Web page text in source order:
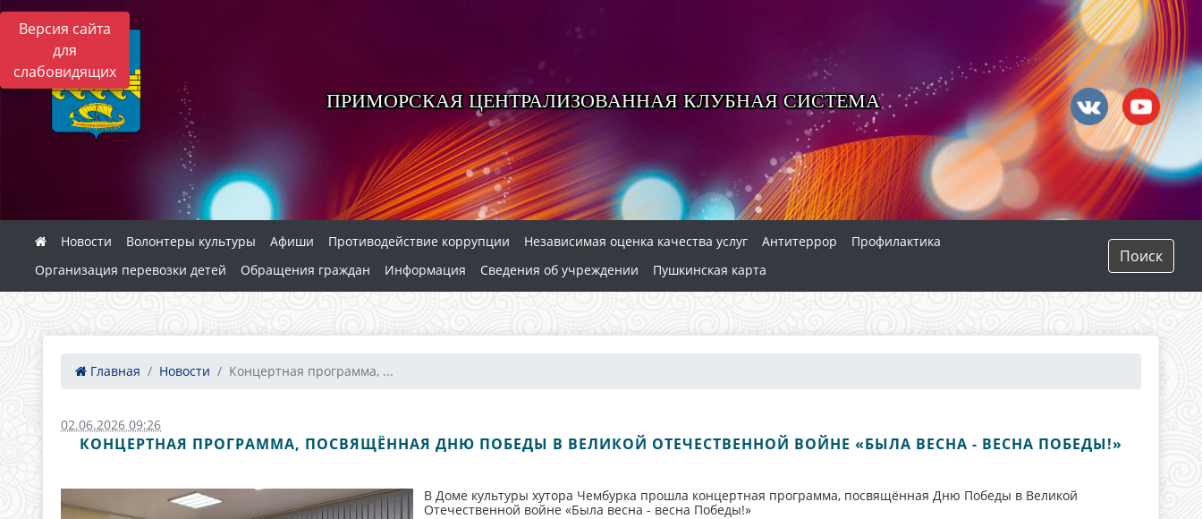
Версия сайта
для
слабовидящих
ПРИМОРСКАЯ ЦЕНТРАЛИЗОВАННАЯ КЛУБНАЯ СИСТЕМА
Новости Волонтеры культуры Афиши Противодействие коррупции Независимая оценка качества услуг Антитеррор
Профилактика
Организация перевозки детей
Обращения граждан Информация Сведения об учреждении Пушкинская карта
Поиск
Главная Новости Концертная программа, ...
02.06.2026 09:26
КОНЦЕРТНАЯ ПРОГРАММА, ПОСВЯЩЁННАЯ ДНЮ ПОБЕДЫ В ВЕЛИКОЙ ОТЕЧЕСТВЕННОЙ ВОЙНЕ «БЫЛА ВЕСНА - ВЕСНА ПОБЕДЫ!»
В Доме культуры хутора Чембурка прошла концертная программа, посвящённая Дню Победы в Великой
Отечественной войне «Была весна - весна Победы!»